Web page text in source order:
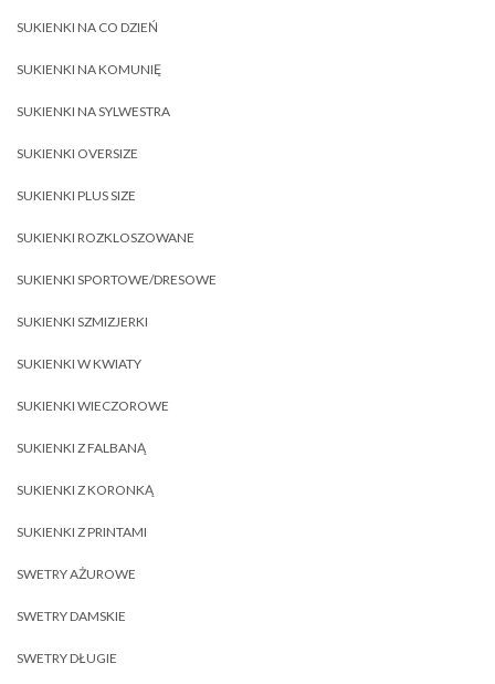
SUKIENKI NA CO DZIEŃ
SUKIENKI NA KOMUNIĘ
SUKIENKI NA SYLWESTRA
SUKIENKI OVERSIZE
SUKIENKI PLUS SIZE
SUKIENKI ROZKLOSZOWANE
SUKIENKI SPORTOWE/DRESOWE
SUKIENKI SZMIZJERKI
SUKIENKI W KWIATY
SUKIENKI WIECZOROWE
SUKIENKI Z FALBANĄ
SUKIENKI Z KORONKĄ
SUKIENKI Z PRINTAMI
SWETRY AŻUROWE
SWETRY DAMSKIE
SWETRY DŁUGIE